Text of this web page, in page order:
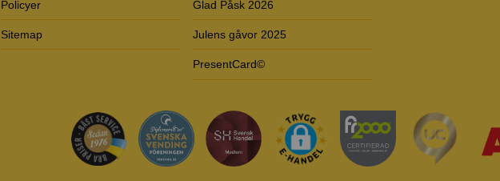
Policyer
Sitemap
Glad Påsk 2026
Julens gåvor 2025
PresentCard©